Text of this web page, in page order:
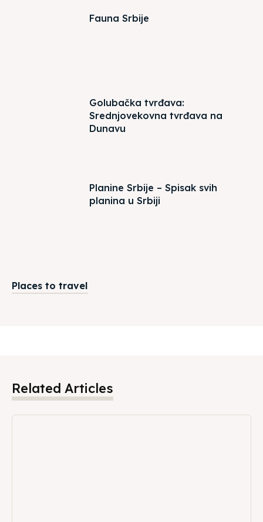
Fauna Srbije
Golubačka tvrđava:
Srednjovekovna tvrđava na
Dunavu
Planine Srbije – Spisak svih
planina u Srbiji
Places to travel
Related Articles